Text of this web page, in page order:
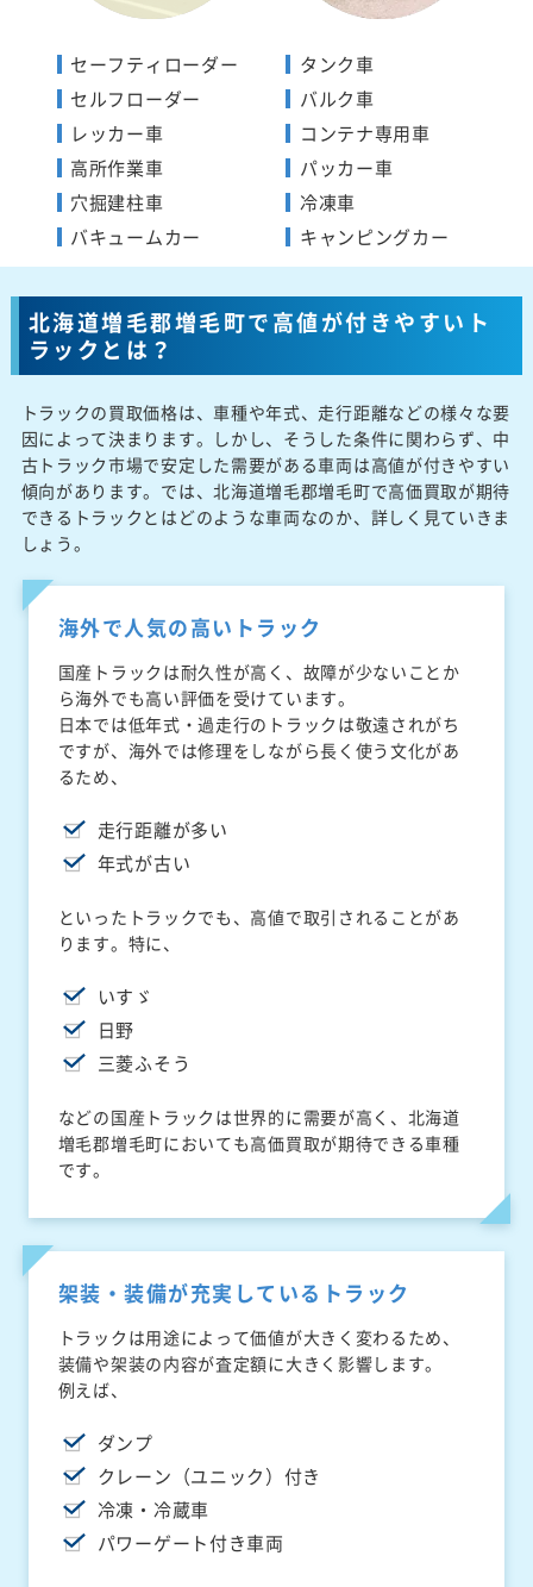
セーフティローダー
セルフローダー
レッカー車
高所作業車
穴掘建柱車
バキュームカー
タンク車
バルク車
コンテナ専用車
パッカー車
冷凍車
キャンピングカー
北海道増毛郡増毛町で高値が付きやすいト
ラックとは？
トラックの買取価格は、車種や年式、走行距離などの様々な要
因によって決まります。しかし、そうした条件に関わらず、中
古トラック市場で安定した需要がある車両は高値が付きやすい
傾向があります。では、北海道増毛郡増毛町で高価買取が期待
できるトラックとはどのような車両なのか、詳しく見ていきま
しょう。
海外で人気の高いトラック
国産トラックは耐久性が高く、故障が少ないことか
ら海外でも高い評価を受けています。
日本では低年式・過走行のトラックは敬遠されがち
ですが、海外では修理をしながら長く使う文化があ
るため、
走行距離が多い
年式が古い
といったトラックでも、高値で取引されることがあ
ります。特に、
いすゞ
日野
三菱ふそう
などの国産トラックは世界的に需要が高く、北海道
増毛郡増毛町においても高価買取が期待できる車種
です。
架装・装備が充実しているトラック
トラックは用途によって価値が大きく変わるため、
装備や架装の内容が査定額に大きく影響します。
例えば、
ダンプ
クレーン（ユニック）付き
冷凍・冷蔵車
パワーゲート付き車両